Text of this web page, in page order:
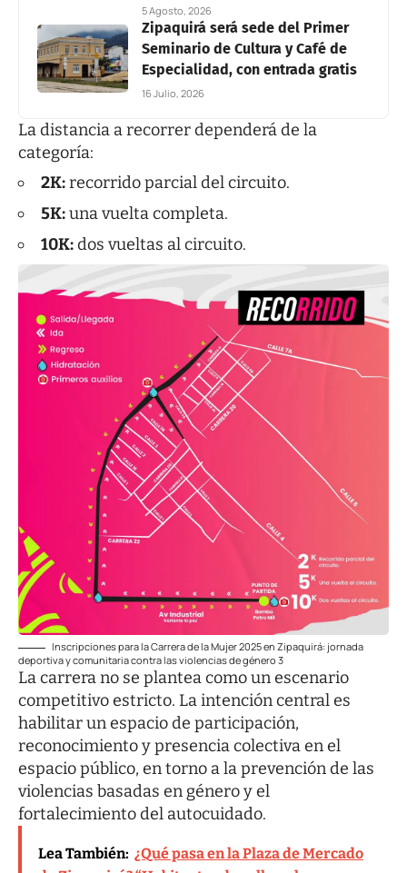
5 Agosto, 2026
Zipaquirá será sede del Primer
Seminario de Cultura y Café de
Especialidad, con entrada gratis
16 Julio, 2026
La distancia a recorrer dependerá de la
categoría:
2K:recorrido parcial del circuito.
5K:una vuelta completa.
10K:dos vueltas al circuito.
Inscripciones para la Carrera de la Mujer 2025 en Zipaquirá: jornada
deportiva y comunitaria contra las violencias de género 3
La carrera no se plantea como un escenario
competitivo estricto. La intención central es
habilitar un espacio de participación,
reconocimiento y presencia colectiva en el
espacio público, en torno a la prevención de las
violencias basadas en género y el
fortalecimiento del autocuidado.
Lea También: ¿Qué pasa en la Plaza de Mercado